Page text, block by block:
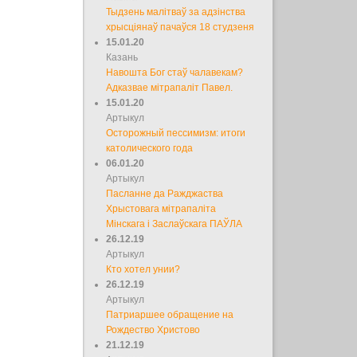
Тыдзень малітваў за адзінства
хрысціянаў пачаўся 18 студзеня
15.01.20
Казань
Навошта Бог стаў чалавекам?
Адказвае мітрапаліт Павел.
15.01.20
Артыкул
Осторожный пессимизм: итоги
католического года
06.01.20
Артыкул
Пасланне да Ражджаства
Хрыстовага мітрапаліта
Мінскага і Заслаўскага ПАЎЛА
26.12.19
Артыкул
Кто хотел унии?
26.12.19
Артыкул
Патриаршее обращение на
Рождество Христово
21.12.19